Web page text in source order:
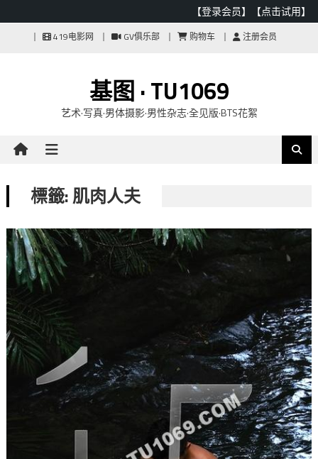
【登录会员】 【点击试用】
419电影网 GV俱乐部 购物车 注册会员
基图 · TU1069
艺术·写真·男体摄影·男性杂志·全见版·BTS花絮
標籤: 肌肉人夫